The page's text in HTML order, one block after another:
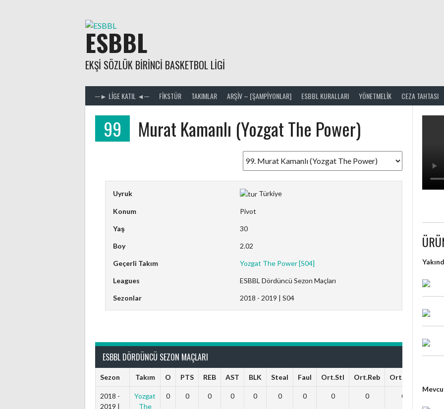
ESBBL
EKŞI SÖZLÜK BIRINCI BASKETBOL LIGI
─► LIGE KATIL ◄─ FIKSTÜR TAKIMLAR ARŞIV – [ŞAMPİYONLAR] ESBBL KURALLARI YÖNETMELIK CEZA TAHTASI
99 Murat Kamanlı (Yozgat The Power)
Uyruk Türkiye
Konum Pivot
Yaş 30
Boy 2.02
Geçerli Takım Yozgat The Power [S04]
Leagues ESBBL Dördüncü Sezon Maçları
Sezonlar 2018 - 2019 | S04
ESBBL DÖRDÜNCÜ SEZON MAÇLARI
Sezon Takım O PTS REB AST BLK Steal Faul Ort.Stl Ort.Reb Ort.Faul
2018 -
2019 |
Yozgat
The
0 0 0 0 0 0 0 0 0 0